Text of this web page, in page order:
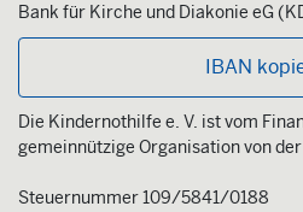
Bank für Kirche und Diakonie eG
IBAN
Die Kindernothilfe e. V. ist vom
gemeinnützige Organisation von
Steuernummer 109/5841/0188